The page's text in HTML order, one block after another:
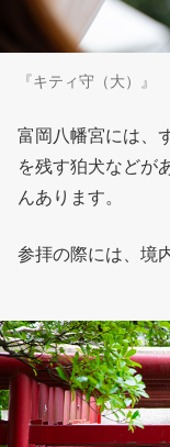
『キティ守（大）』
富岡八幡宮には、
を残す狛犬などが
んあります。
参拝の際には、境